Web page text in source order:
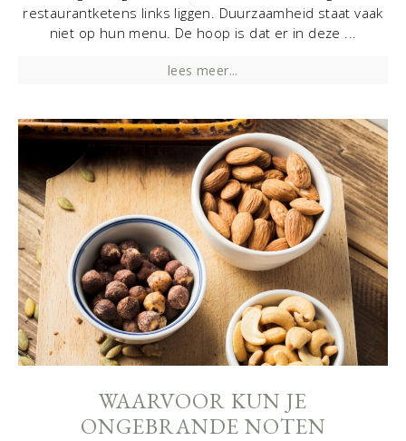
restaurantketens links liggen. Duurzaamheid staat vaak
niet op hun menu. De hoop is dat er in deze ...
lees meer...
WAARVOOR KUN JE
ONGEBRANDE NOTEN